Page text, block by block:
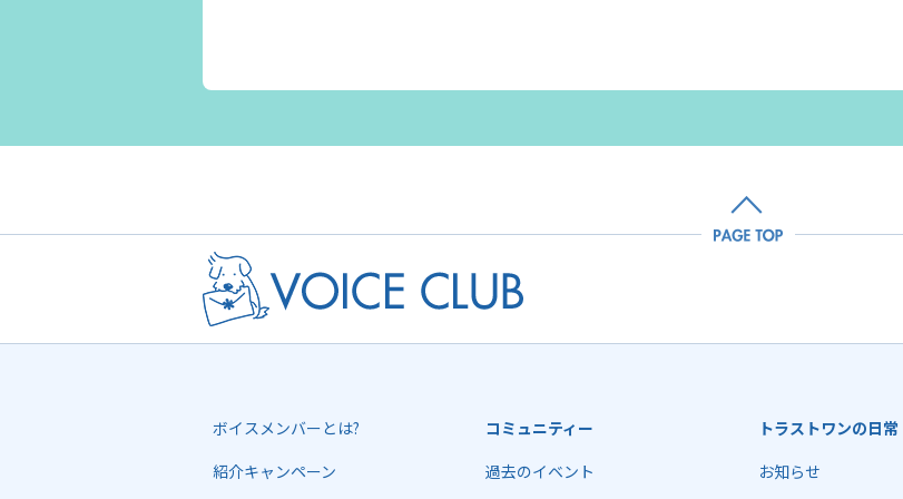
ボイスメンバーとは?
紹介キャンペーン
コミュニティー
過去のイベント
トラストワンの日常
お知らせ